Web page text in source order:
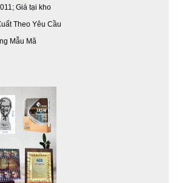
Giá tại kho
Theo Yêu Cầu
Mẫu Mã